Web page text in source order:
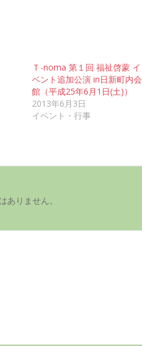
Ｔ-noma 第１回 福祉啓蒙 イ
ベント追加公演 in日新町内会
館（平成25年6月1日(土)）
2013年6月3日
イベント・行事
ありません。